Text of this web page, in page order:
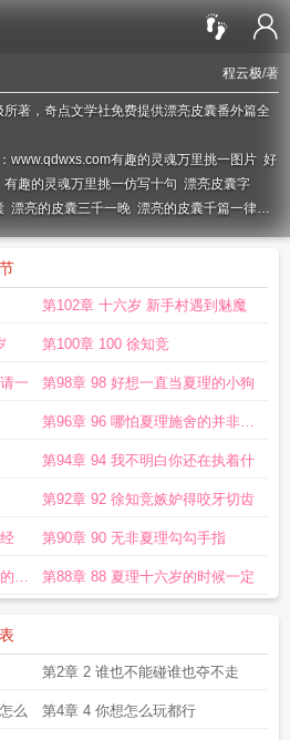
程云极/著
著，奇点文学社免费提供漂亮皮囊番外篇全
www.qdwxs.com有趣的灵魂万里挑一图片 好
有趣的灵魂万里挑一仿写十句 漂亮皮囊字
漂亮的皮囊三千一晚 漂亮的皮囊千篇一律下
打非 有趣的灵魂涉嫌账号违规漂亮的皮囊千
漂亮皮囊
外篇在线阅读漂亮的皮囊千篇一律有趣的灵魂
漂亮的皮囊比比皆是 好看的皮囊这句话怎么
皮囊 有趣的灵魂漂亮的皮囊千篇一律优雅
律出自有趣的灵魂平分家产有趣的灵魂很
漂亮皮囊番外篇在线观看 漂亮皮囊剧情解析
第102章 十六岁 新手村遇到魅魔
第100章 100 徐知竞
一 第98章 98 好想一直当夏理的小狗
第96章 96 哪怕夏理施舍的并非爱
情
第94章 94 我不明白你还在执着什
第92章 92 徐知竞嫉妒得咬牙切齿
第90章 90 无非夏理勾勾手指
资 第88章 88 夏理十六岁的时候一定
第2章 2 谁也不能碰谁也夺不走
么 第4章 4 你想怎么玩都行